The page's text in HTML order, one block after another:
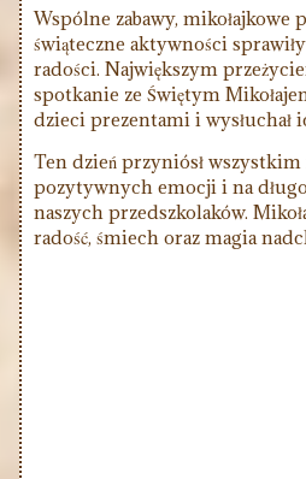
Wspólne zabawy, mikołajkowe
świąteczne aktywności
radości. Największym
spotkanie ze Świętym
dzieci prezentami i wysłuchał
Ten dzień przyniósł
pozytywnych emocji i na
naszych przedszkolaków.
radość, śmiech oraz magia